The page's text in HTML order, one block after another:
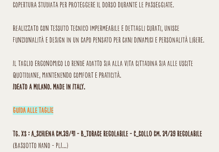
copertura studiata per proteggere il dorso durante le passeggiate.
Realizzato con tessuto tecnico impermeabile e dettagli curati, unisce
funzionalità e design in un capo pensato per cani dinamici e personalità libere.
Il taglio ergonomico lo rende adatto sia alla vita cittadina sia alle uscite
quotidiane, mantenendo comfort e praticità.
Ideato a Milano. Made in Italy.
GUIDA ALLE TAGLIE
Tg. XS : A_schiena cm.39/41 - B_torace regolabile - C_collo cm. 34/39 regolabile
(Bassotto Nano - PLI...)